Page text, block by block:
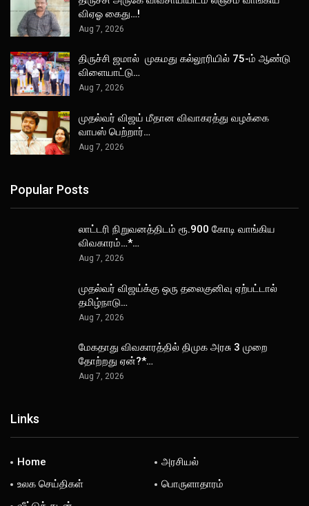
விஏஓ கைது…!
Aug 7, 2026
திருச்சி ஜமால் முகமது கல்லூரியில் 75-ம் ஆண்டு
விளையாட்டு…
Aug 7, 2026
முதல்வர் விஜய் மீதான விவாகரத்து வழக்கை
வாபஸ் பெற்றார்…
Aug 7, 2026
Popular Posts
லாட்டரி நிறுவனத்திடம் ரூ.900 கோடி வாங்கிய
விவகாரம்…*…
Aug 7, 2026
முதல்வர் விஜய்க்கு ஒரு தலைகுனிவு ஏற்பட்டால்
தமிழ்நாடு…
Aug 7, 2026
மேகதாது விவகாரத்தில் திமுக அரசு 3 முறை
தோற்றது ஏன்?*…
Aug 7, 2026
Links
Home
அரசியல்
உலக செய்திகள்
பொருளாதாரம்